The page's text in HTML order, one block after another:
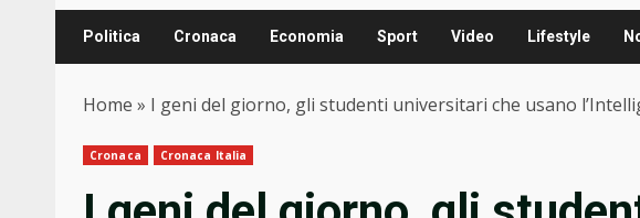
Politica Cronaca Economia Sport Video Lifestyle
Home » I geni del giorno, gli studenti universitari che usano
Cronaca Cronaca Italia